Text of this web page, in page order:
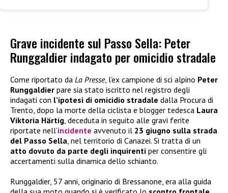
Grave incidente sul Passo Sella: Peter
Runggaldier indagato per omicidio stradale
Come riportato da La Presse, l’ex campione di sci alpino Peter
Runggaldier pare sia stato iscritto nel registro degli
indagati con l’ipotesi di omicidio stradale dalla Procura di
Trento, dopo la morte della ciclista e blogger tedesca Laura
Viktoria Härtig , deceduta in seguito alle gravi ferite
riportate nell’incidente avvenuto il 23 giugno sulla strada
del Passo Sella , nel territorio di Canazei. Si tratta di un
atto dovuto da parte degli inquirenti per consentire gli
accertamenti sulla dinamica dello schianto.
Runggaldier, 57 anni, originario di Bressanone, era alla guida